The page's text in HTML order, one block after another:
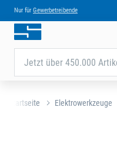
Nur für Gewerbetreibende
Jetzt über 450.000
Startseite Elektrowerkzeuge